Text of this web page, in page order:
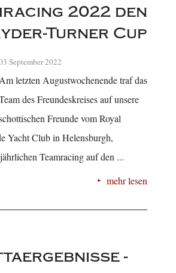
2022 den
Turner Cup
September 2022
Am letzten Augustwochenende traf das
des Freundeskreises auf unsere
Freunde vom Royal
Yacht Club in Helensburgh,
Teamracing auf den ...
mehr lesen
-